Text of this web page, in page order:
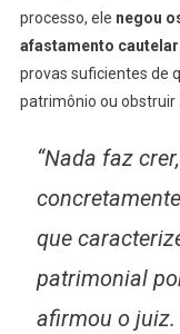
processo, ele negou
afastamento cautelar
provas suficientes de
patrimônio ou obstruir
“Nada faz
que
patrimonial
afirmou o juiz.